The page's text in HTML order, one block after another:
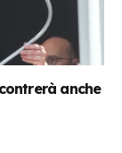
anche